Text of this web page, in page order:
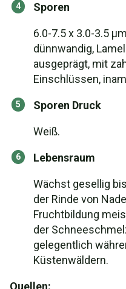
Sporen
6.0-7.5 x 3.0-3.5
dünnwandig,
ausgeprägt, mit
Einschlüssen,
Sporen Druck
Weiß.
Lebensraum
Wächst gesellig
der Rinde von
Fruchtbildung
der
gelegentlich
Küstenwäldern.
Quellen: